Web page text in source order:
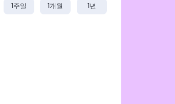
1주일 1개월 1년